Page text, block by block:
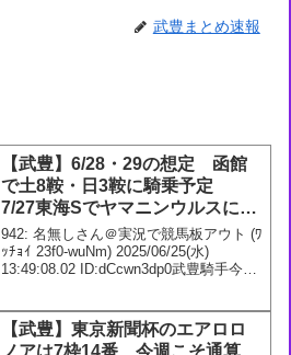
武豊まとめ速報
【武豊】6/28・29の想定 函館
で土8鞍・日3鞍に騎乗予定
7/27東海Sでヤマニンウルスに騎
乗が決定
942: 名無しさん＠実況で競馬板アウト (ﾜ
ｯﾁｮｲ 23f0-wuNm) 2025/06/25(水)
13:49:08.02 ID:dCcwn3dp0武豊騎手今週
【武豊】東京新聞杯のエアロロ
ノアは7枠14番 今週こそ通算